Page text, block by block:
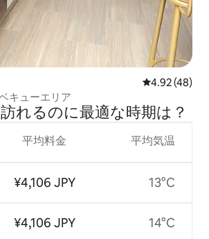
レビュー48
4.92 (48)
キューエリア
れ⁠るの⁠に最⁠適⁠な時⁠期⁠は⁠？
平均料金
¥4,106 JPY
¥4,106 JPY
平均気温
13°C
14°C